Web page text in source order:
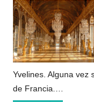
Yvelines. Alguna vez
de Francia.…